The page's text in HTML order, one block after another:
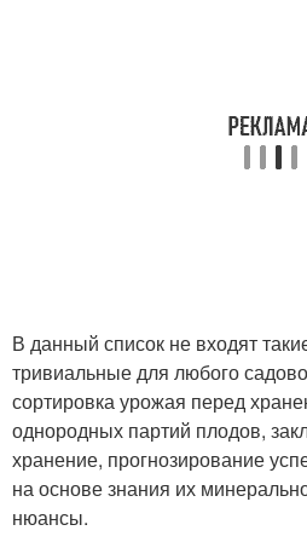
В данный список не входят
тривиальные для любого
сортировка урожая перед
однородных партий плодов,
хранение, прогнозирование
на основе знания их
нюансы.